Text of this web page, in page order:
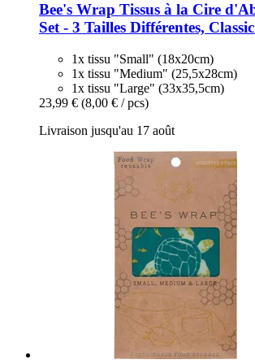
Bee's Wrap Tissus à la Cire
Set -​ 3 Tailles Différentes,
1x tissu "Small" (18x20cm)
1x tissu "Medium" (25,5x28cm)
1x tissu "Large" (33x35,5cm)
23,99 € (8,00 € / pcs)
Livraison jusqu'au 17 août